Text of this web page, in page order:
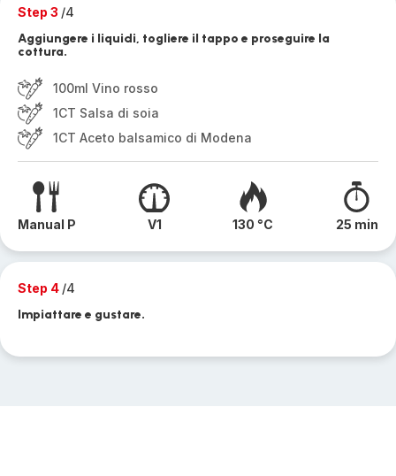
Step 3 /4
Aggiungere i liquidi, togliere il tappo e proseguire la
cottura.
100ml Vino rosso
1CT Salsa di soia
1CT Aceto balsamico di Modena
Manual P V1 130 °C 25 min
Step 4 /4
Impiattare e gustare.